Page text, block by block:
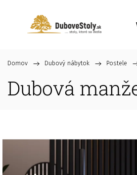
Domov / Dubový nábytok / Postele /
Dubová